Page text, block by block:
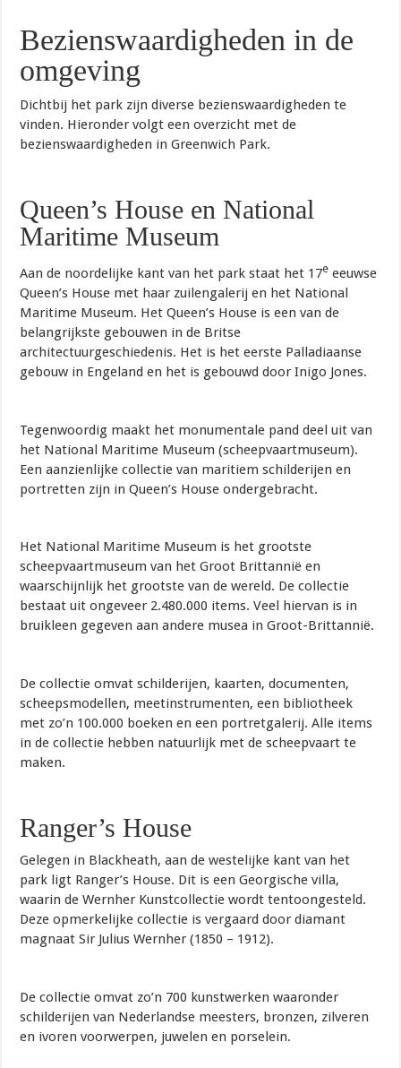
Bezienswaardigheden in de
omgeving
Dichtbij het park zijn diverse bezienswaardigheden te
vinden. Hieronder volgt een overzicht met de
bezienswaardigheden in Greenwich Park.
Queen’s House en National
Maritime Museum
Aan de noordelijke kant van het park staat het 17e eeuwse
Queen’s House met haar zuilengalerij en het National
Maritime Museum. Het Queen’s House is een van de
belangrijkste gebouwen in de Britse
architectuurgeschiedenis. Het is het eerste Palladiaanse
gebouw in Engeland en het is gebouwd door Inigo Jones.
Tegenwoordig maakt het monumentale pand deel uit van
het National Maritime Museum (scheepvaartmuseum).
Een aanzienlijke collectie van maritiem schilderijen en
portretten zijn in Queen’s House ondergebracht.
Het National Maritime Museum is het grootste
scheepvaartmuseum van het Groot Brittannië en
waarschijnlijk het grootste van de wereld. De collectie
bestaat uit ongeveer 2.480.000 items. Veel hiervan is in
bruikleen gegeven aan andere musea in Groot-Brittannië.
De collectie omvat schilderijen, kaarten, documenten,
scheepsmodellen, meetinstrumenten, een bibliotheek
met zo’n 100.000 boeken en een portretgalerij. Alle items
in de collectie hebben natuurlijk met de scheepvaart te
maken.
Ranger’s House
Gelegen in Blackheath, aan de westelijke kant van het
park ligt Ranger’s House. Dit is een Georgische villa,
waarin de Wernher Kunstcollectie wordt tentoongesteld.
Deze opmerkelijke collectie is vergaard door diamant
magnaat Sir Julius Wernher (1850 – 1912).
De collectie omvat zo’n 700 kunstwerken waaronder
schilderijen van Nederlandse meesters, bronzen, zilveren
en ivoren voorwerpen, juwelen en porselein.